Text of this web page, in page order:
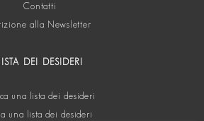
Contatti
alla Newsletter
DEI DESIDERI
una lista dei desideri
una lista dei desideri